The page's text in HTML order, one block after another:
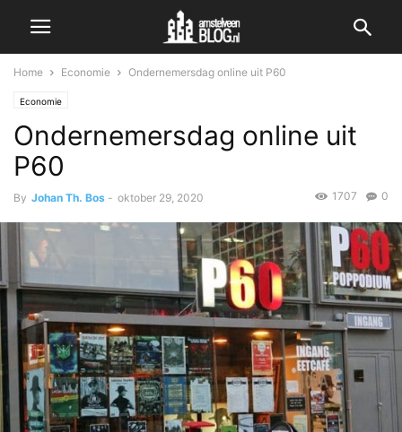
Home Economie Ondernemersdag online uit P60
Economie
Ondernemersdag online uit
P60
By Johan Th. Bos - oktober 29, 2020 0
1707